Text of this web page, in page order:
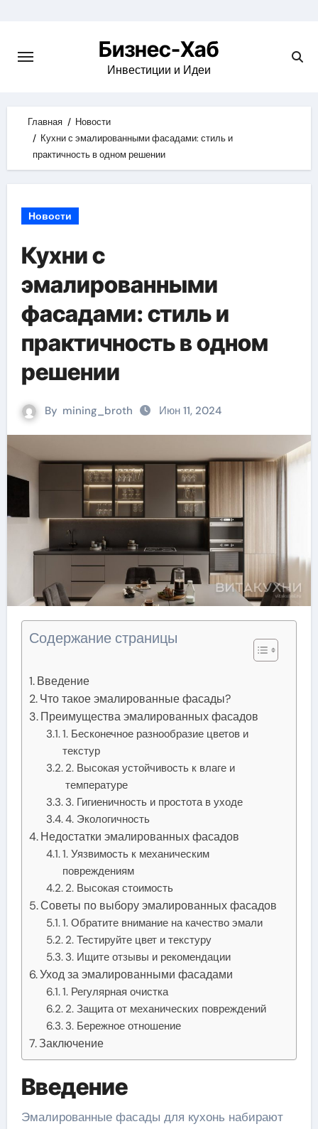
content
Бизнес-Хаб
Инвестиции и Идеи
Главная
Новости
Кухни с эмалированными фасадами: стиль и
практичность в одном решении
Новости
Кухни с
эмалированными
фасадами: стиль и
практичность в одном
решении
By mining_broth Июн 11, 2024
Содержание страницы
Введение
Что такое эмалированные фасады?
Преимущества эмалированных фасадов
1. Бесконечное разнообразие цветов и
текстур
2. Высокая устойчивость к влаге и
температуре
3. Гигиеничность и простота в уходе
4. Экологичность
Недостатки эмалированных фасадов
1. Уязвимость к механическим
повреждениям
2. Высокая стоимость
Советы по выбору эмалированных фасадов
1. Обратите внимание на качество эмали
2. Тестируйте цвет и текстуру
3. Ищите отзывы и рекомендации
Уход за эмалированными фасадами
1. Регулярная очистка
2. Защита от механических повреждений
3. Бережное отношение
Заключение
Введение
Эмалированные фасады для кухонь набирают